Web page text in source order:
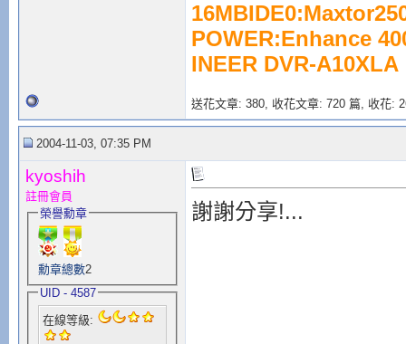
POWER:Enhance
INEER DVR-A10XLA
送花文章: 380, 收花文章: 720 篇, 收花:
2004-11-03, 07:35 PM
kyoshih
註冊會員
榮譽勳章
勳章總數2
UID - 4587
在線等級:
謝謝分享!...